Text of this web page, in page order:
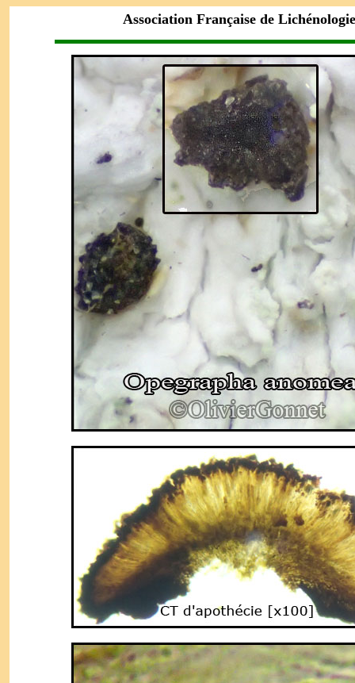
Association Française de Lichénologie